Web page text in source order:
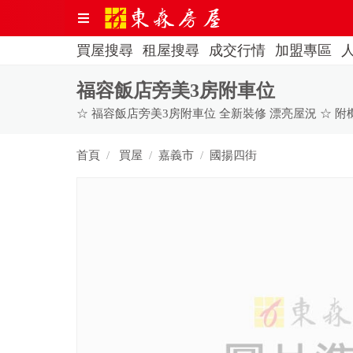
買屋搜尋 租屋搜尋 成交行情 加盟專區
福容飯店旁美3房附車位
首頁 買屋 嘉義市 國揚四街